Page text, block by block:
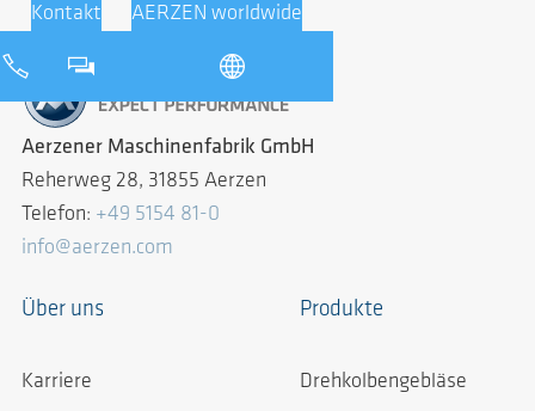
Kontakt AERZEN worldwide
Aerzener Maschinenfabrik GmbH
Reherweg 28, 31855 Aerzen
Telefon: +49 5154 81-0
info@aerzen.com
Über uns
Karriere
Produkte
Drehkolbengebläse